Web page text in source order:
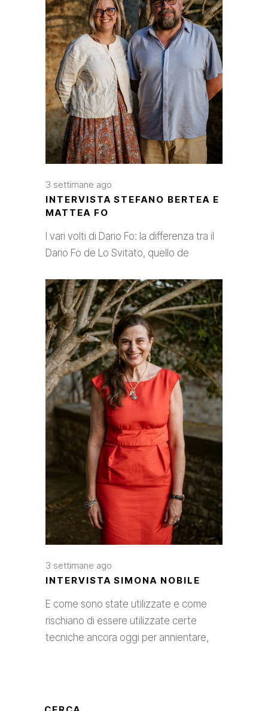
3 settimane ago
INTERVISTA STEFANO BERTEA E
MATTEA FO
I vari volti di Dario Fo: la differenza tra il
Dario Fo de Lo Svitato, quello de
3 settimane ago
INTERVISTA SIMONA NOBILE
E come sono state utilizzate e come
rischiano di essere utilizzate certe
tecniche ancora oggi per annientare,